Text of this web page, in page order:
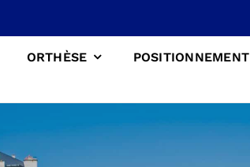
ORTHÈSE POSITIONNEMENT